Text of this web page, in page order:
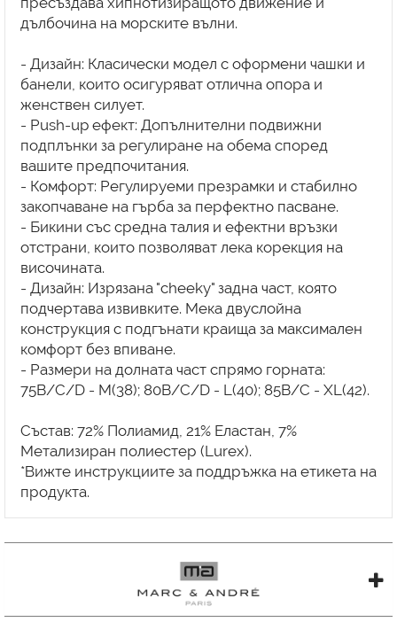
дълбочина на морските вълни.
- Дизайн: Класически модел с оформени чашки и
банели, които осигуряват отлична опора и
женствен силует.
- Push-up ефект: Допълнителни подвижни
подплънки за регулиране на обема според
вашите предпочитания.
- Комфорт: Регулируеми презрамки и стабилно
закопчаване на гърба за перфектно пасване.
- Бикини със средна талия и ефектни връзки
отстрани, които позволяват лека корекция на
височината.
- Дизайн: Изрязана "cheeky" задна част, която
подчертава извивките. Мека двуслойна
конструкция с подгънати краища за максимален
комфорт без впиване.
- Размери на долната част спрямо горната:
75B/C/D - M(38); 80B/C/D - L(40); 85B/C - XL(42).
Състав: 72% Полиамид, 21% Еластан, 7%
Метализиран полиестер (Lurex).
*Вижте инструкциите за поддръжка на етикета на